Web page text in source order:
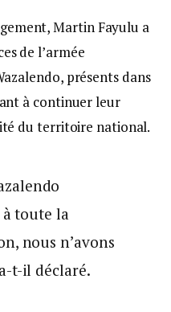
Martin Fayulu a
de l’armée
présents dans
à continuer leur
du territoire national.
à toute la
nous n’avons
t-il déclaré.